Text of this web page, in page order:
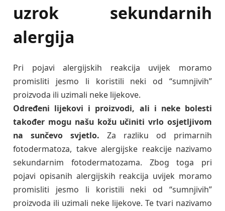
uzrok sekundarnih
alergija
Pri pojavi alergijskih reakcija uvijek moramo
promisliti jesmo li koristili neki od “sumnjivih”
proizvoda ili uzimali neke lijekove.
Određeni lijekovi i proizvodi, ali i neke bolesti
također mogu našu kožu učiniti vrlo osjetljivom
na sunčevo svjetlo. Za razliku od primarnih
fotodermatoza, takve alergijske reakcije nazivamo
sekundarnim fotodermatozama. Zbog toga pri
pojavi opisanih alergijskih reakcija uvijek moramo
promisliti jesmo li koristili neki od “sumnjivih”
proizvoda ili uzimali neke lijekove. Te tvari nazivamo